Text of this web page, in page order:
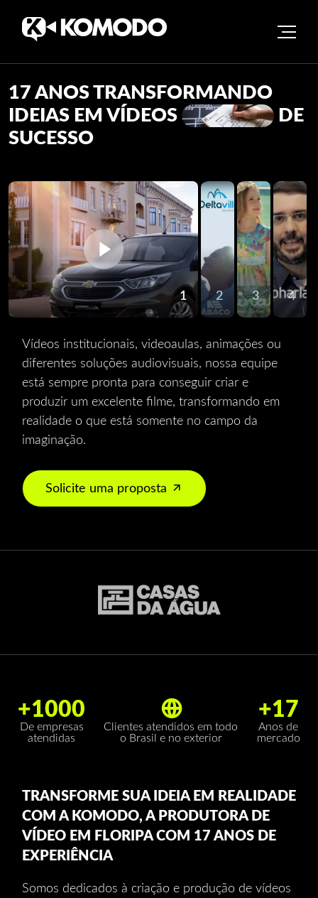
to
content
17 ANOS TRANSFORMANDO
IDEIAS EM VÍDEOS
DE
SUCESSO
Vídeos institucionais, videoaulas, animações ou
diferentes soluções audiovisuais, nossa equipe
está sempre pronta para conseguir criar e
produzir um excelente filme, transformando em
realidade o que está somente no campo da
imaginação.
Solicite uma proposta
1 2 3 4
+1000
De empresas
atendidas
Clientes atendidos em todo
o Brasil e no exterior
+17
Anos de
mercado
TRANSFORME SUA IDEIA EM REALIDADE
COM A KOMODO, A PRODUTORA DE
VÍDEO EM FLORIPA COM 17 ANOS DE
EXPERIÊNCIA
Somos dedicados à criação e produção de vídeos